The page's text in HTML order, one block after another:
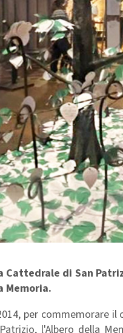
Cattedrale di San
Memoria.
per commemorare
l'Albero della